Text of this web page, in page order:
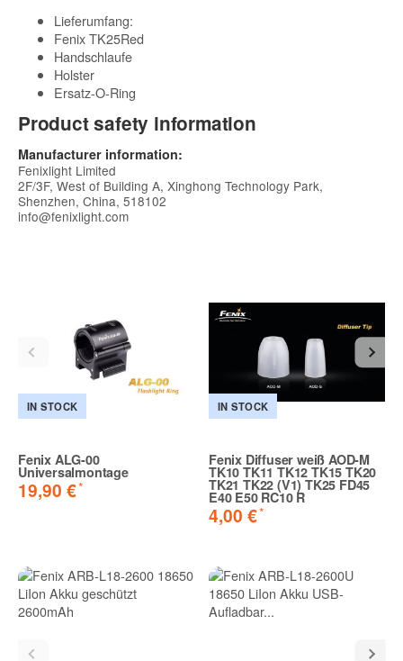
Lieferumfang:
Fenix TK25Red
Handschlaufe
Holster
Ersatz-O-Ring
Product safety information
Manufacturer information:
Fenixlight Limited
2F/3F, West of Building A, Xinghong Technology Park,
Shenzhen, China, 518102
info@fenixlight.com
IN STOCK
Fenix ALG-00
Universalmontage
19,90 €*
IN STOCK
Fenix Diffuser weiß AOD-M
TK10 TK11 TK12 TK15 TK20
TK21 TK22 (V1) TK25 FD45
E40 E50 RC10 R
4,00 €*